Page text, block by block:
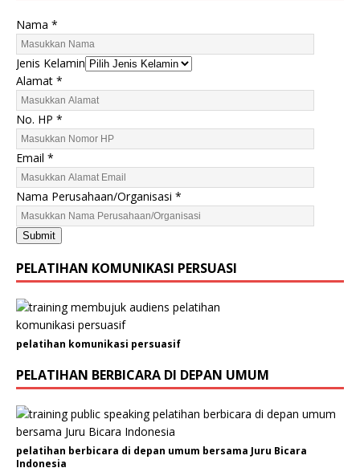
Nama *
E
m
a
i
l
P
e
r
u
s
a
a
n
/
O
g
n
i
s
Jenis Kelamin
Alamat *
No. HP *
Email *
Nama Perusahaan/Organisasi *
Submit
PELATIHAN KOMUNIKASI PERSUASI
pelatihan komunikasi persuasif
PELATIHAN BERBICARA DI DEPAN UMUM
pelatihan berbicara di depan umum bersama Juru Bicara
Indonesia